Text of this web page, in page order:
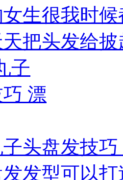
生很我时
把头发给
头盘发技
发型可以